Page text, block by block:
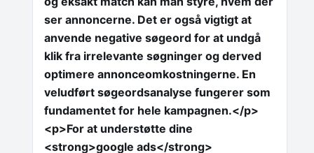
ser annoncerne. Det er også vigtigt at
anvende negative søgeord for at undgå
klik fra irrelevante søgninger og derved
optimere annonceomkostningerne. En
veludført søgeordsanalyse fungerer som
fundamentet for hele kampagnen.</p>
<p>For at understøtte dine
<strong>google ads</strong>